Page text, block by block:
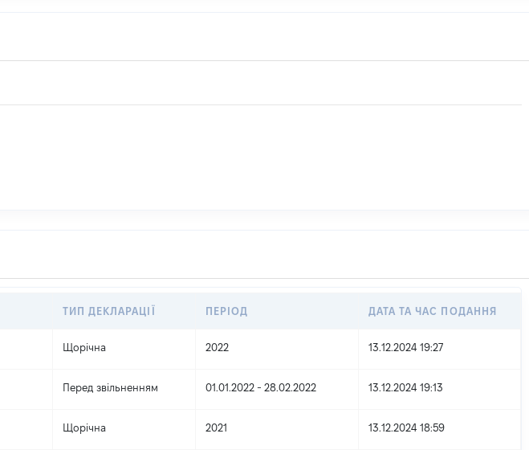
ТИП ДЕКЛАРАЦІЇ ПЕРІОД ДАТА ТА ЧАС ПОДАННЯ
Щорічна 2022 13.12.2024 19:27
Перед звільненням 01.01.2022 - 28.02.2022 13.12.2024 19:13
Щорічна 2021 13.12.2024 18:59